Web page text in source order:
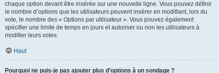
chaque option devant être insérée sur une nouvelle ligne. Vous pouvez définir
le nombre d’options que les utilisateurs peuvent insérer en modifiant, lors du
vote, le nombre des « Options par utilisateur ». Vous pouvez également
spécifier une limite de temps en jours et autoriser ou non les utilisateurs à
modifier leurs votes.
Haut
Pourquoi ne puis-je pas ajouter plus d’options à un sondage ?